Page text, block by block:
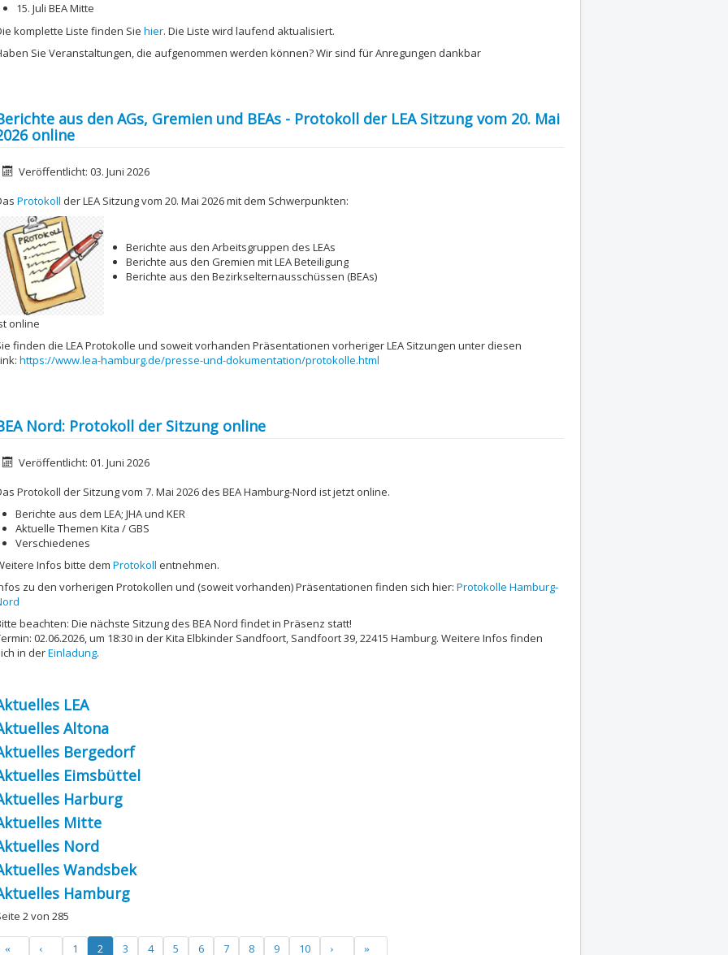
15. Juli BEA Mitte
komplette Liste finden Sie hier. Die Liste wird laufend aktualisiert.
Sie Veranstaltungen, die aufgenommen werden können? Wir sind für Anregungen dankbar
aus den AGs, Gremien und BEAs - Protokoll der LEA Sitzung vom 20. Mai
online
Veröffentlicht: 03. Juni 2026
Protokoll der LEA Sitzung vom 20. Mai 2026 mit dem Schwerpunkten:
Berichte aus den Arbeitsgruppen des LEAs
Berichte aus den Gremien mit LEA Beteiligung
Berichte aus den Bezirkselternausschüssen (BEAs)
online
finden die LEA Protokolle und soweit vorhanden Präsentationen vorheriger LEA Sitzungen unter diesen
https://www.lea-hamburg.de/presse-und-dokumentation/protokolle.html
Nord: Protokoll der Sitzung online
Veröffentlicht: 01. Juni 2026
Protokoll der Sitzung vom 7. Mai 2026 des BEA Hamburg-Nord ist jetzt online.
Berichte aus dem LEA; JHA und KER
Aktuelle Themen Kita / GBS
Verschiedenes
Infos bitte dem Protokoll entnehmen.
zu den vorherigen Protokollen und (soweit vorhanden) Präsentationen finden sich hier: Protokolle Hamburg-
beachten: Die nächste Sitzung des BEA Nord findet in Präsenz statt!
02.06.2026, um 18:30 in der Kita Elbkinder Sandfoort, Sandfoort 39, 22415 Hamburg. Weitere Infos finden
in derEinladung.
LEA
Altona
Bergedorf
Eimsbüttel
Harburg
Mitte
Nord
Wandsbek
Hamburg
2 von 285
1 2 3 4 5 6 7 8 9 10